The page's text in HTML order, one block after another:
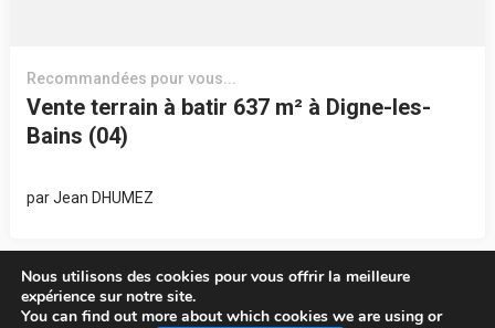
Recommandées pour vous...
Vente terrain à batir 637 m² à Digne-les-
Bains (04)
parJean DHUMEZ
Nous utilisons des cookies pour vous offrir la meilleure
expérience sur notre site.
You can find out more about which cookies we are using or